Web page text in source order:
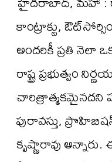
కాంట్రాక్టు,
అందరికీ ప్రతి నెలా
రాష్ట్ర ప్ర‌భుత్వం
చారిత్రాత్మ‌కమైన‌ద‌ని
పురావ‌స్తు,
కృష్ణారావు అన్నారు.